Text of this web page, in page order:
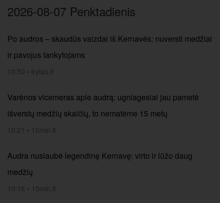
2026-08-07 Penktadienis
Po audros – skaudūs vaizdai iš Kernavės: nuversti medžiai
ir pavojus lankytojams
10:50 • lrytas.lt
Varėnos vicemeras apie audrą: ugniagesiai jau pametė
išverstų medžių skaičių, to nematėme 15 metų
10:21 • 15min.lt
Audra nusiaubė legendinę Kernavę: virto ir lūžo daug
medžių
10:16 • 15min.lt